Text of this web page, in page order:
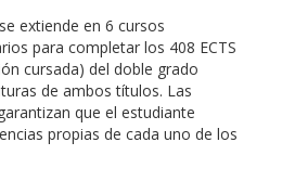
extiende en 6 cursos
para completar los 408 ECTS
cursada) del doble grado
de ambos títulos. Las
que el estudiante
propias de cada uno de los